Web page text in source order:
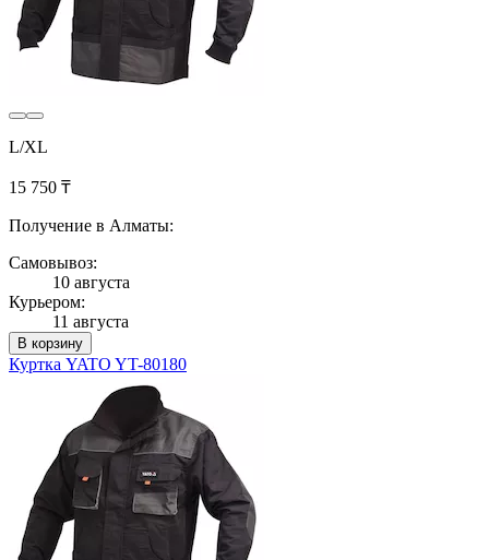
L/XL
15 750 ₸
Получение в Алматы:
Самовывоз:
10 августа
Курьером:
11 августа
В корзину
Куртка YATO YT-80180